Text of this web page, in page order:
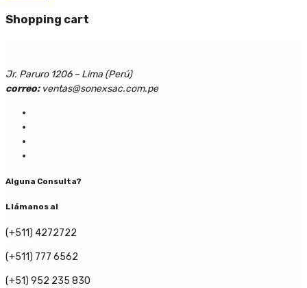
Shopping cart
Jr. Paruro 1206 – Lima (Perú)
correo:ventas@sonexsac.com.pe
Alguna Consulta?
Llámanos al
(+511) 4272722
(+511) 777 6562
(+51) 952 235 830